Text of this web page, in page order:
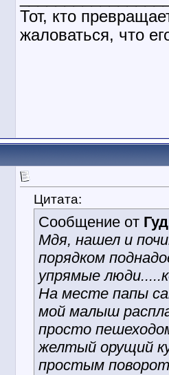
Тот, кто
жаловаться, что
Цитата:
Сообщение от
Мдя, нашел и
порядком
упрямые
На месте папы
мой малыш
просто
желтый орущий
простым